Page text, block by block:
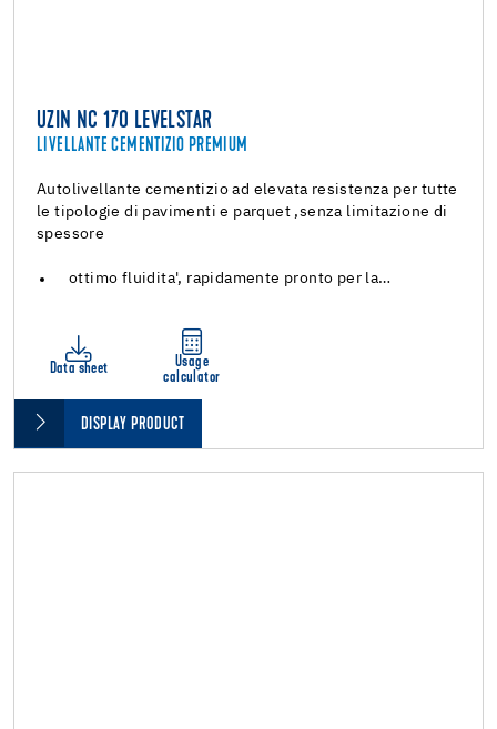
UZIN NC 170 LEVELSTAR
LIVELLANTE CEMENTIZIO PREMIUM
Autolivellante cementizio ad elevata resistenza per tutte
le tipologie di pavimenti e parquet ,senza limitazione di
spessore
ottimo fluidita', rapidamente pronto per la…
Data sheet
Usage
calculator
DISPLAY PRODUCT